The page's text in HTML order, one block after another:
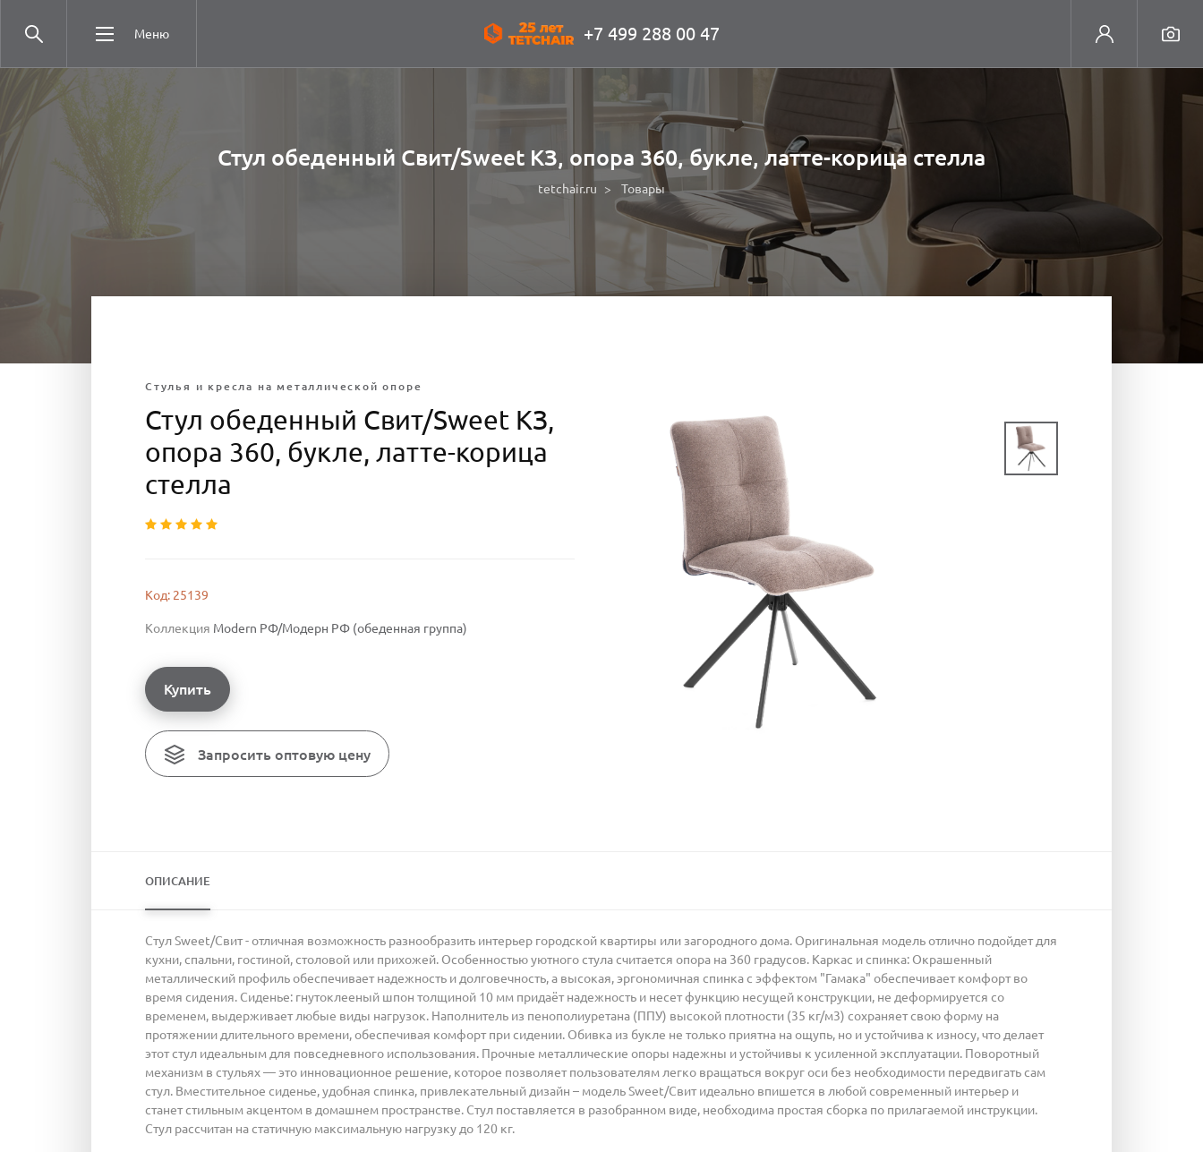
Меню +7 499 288 00 47
Стул обеденный Свит/Sweet КЗ, опора 360, букле, латте-корица стелла
tetchair.ru Товары
Стулья и кресла на металлической опоре
Стул обеденный Свит/Sweet КЗ,
опора 360, букле, латте-корица
стелла
Код: 25139
Коллекция Modern РФ/Модерн РФ (обеденная группа)
Купить
Запросить оптовую цену
ОПИСАНИЕ
Стул Sweet/Свит - отличная возможность разнообразить интерьер городской квартиры или загородного дома. Оригинальная модель отлично подойдет для
кухни, спальни, гостиной, столовой или прихожей. Особенностью уютного стула считается опора на 360 градусов. Каркас и спинка: Окрашенный
металлический профиль обеспечивает надежность и долговечность, а высокая, эргономичная спинка с эффектом "Гамака" обеспечивает комфорт во
время сидения. Сиденье: гнутоклееный шпон толщиной 10 мм придаёт надежность и несет функцию несущей конструкции, не деформируется со
временем, выдерживает любые виды нагрузок. Наполнитель из пенополиуретана (ППУ) высокой плотности (35 кг/м3) сохраняет свою форму на
протяжении длительного времени, обеспечивая комфорт при сидении. Обивка из букле не только приятна на ощупь, но и устойчива к износу, что делает
этот стул идеальным для повседневного использования. Прочные металлические опоры надежны и устойчивы к усиленной эксплуатации. Поворотный
механизм в стульях — это инновационное решение, которое позволяет пользователям легко вращаться вокруг оси без необходимости передвигать сам
стул. Вместительное сиденье, удобная спинка, привлекательный дизайн – модель Sweet/Свит идеально впишется в любой современный интерьер и
станет стильным акцентом в домашнем пространстве. Стул поставляется в разобранном виде, необходима простая сборка по прилагаемой инструкции.
Стул рассчитан на статичную максимальную нагрузку до 120 кг.